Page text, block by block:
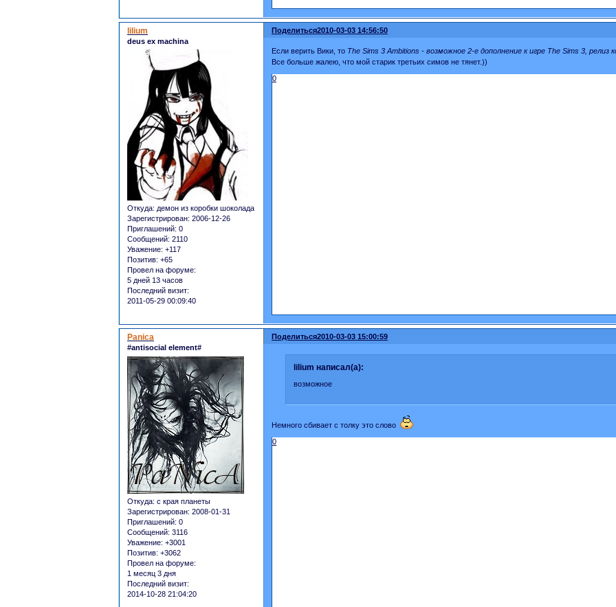
Поделиться2010-03-03 14:56:50
lilium
deus ex machina
Откуда: демон из коробки шоколада
Зарегистрирован: 2006-12-26
Приглашений: 0
Сообщений: 2110
Уважение: +117
Позитив: +65
Провел на форуме:
5 дней 13 часов
Последний визит:
2011-05-29 00:09:40
Если верить Вики, то The Sims 3 Ambitions - возможное 2-е дополнение к игре The Sims 3,
Все больше жалею, что мой старик третьих симов не тянет.))
0
Поделиться2010-03-03 15:00:59
Panica
#antisocial element#
Откуда: с края планеты
Зарегистрирован: 2008-01-31
Приглашений: 0
Сообщений: 3116
Уважение: +3001
Позитив: +3062
Провел на форуме:
1 месяц 3 дня
Последний визит:
2014-10-28 21:04:20
lilium написал(а):
возможное
Немного сбивает с толку это слово
0